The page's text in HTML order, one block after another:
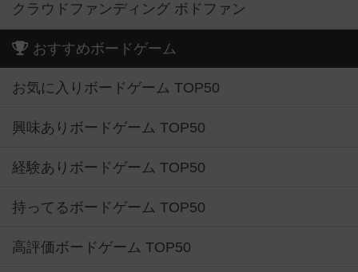
クラウドファンディング ボドファン
おすすめボードゲーム
お気に入りボードゲーム TOP50
興味ありボードゲーム TOP50
経験ありボードゲーム TOP50
持ってるボードゲーム TOP50
高評価ボードゲーム TOP50